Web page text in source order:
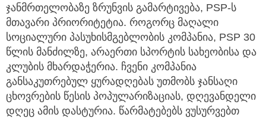
ჯანმრთელობაზე ზრუნვის გამარტივება, PSP-ს
მთავარი პრიორიტეტია. როგორც მაღალი
სოციალური პასუხისმგებლობის კომპანია, PSP 30
წლის მანძილზე, არაერთი სპორტის სახეობისა და
კლუბის მხარდაჭერია. ჩვენი კომპანია
განსაკუთრებულ ყურადღებას უთმობს ჯანსაღი
ცხოვრების წესის პოპულარიზაციას, დღევანდელი
დღეც ამის დასტურია. წარმატებებს ვუსურვებთ